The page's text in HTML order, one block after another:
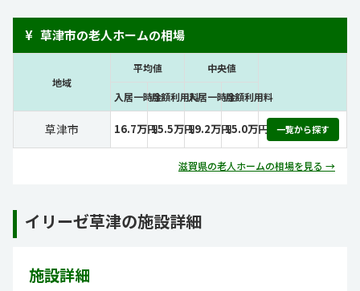
¥ 草津市の老人ホームの相場
地域
平均値 中央値
入居一時金月額利用料入居一時金月額利用料
草津市 16.7万円15.5万円19.2万円15.0万円 一覧から探す
滋賀県の老人ホームの相場を見る →
イリーゼ草津の施設詳細
施設詳細